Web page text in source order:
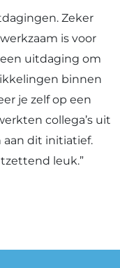
Zeker
is voor
uitdaging om
binnen
je zelf op een
collega’s uit
dit initiatief.
leuk.”